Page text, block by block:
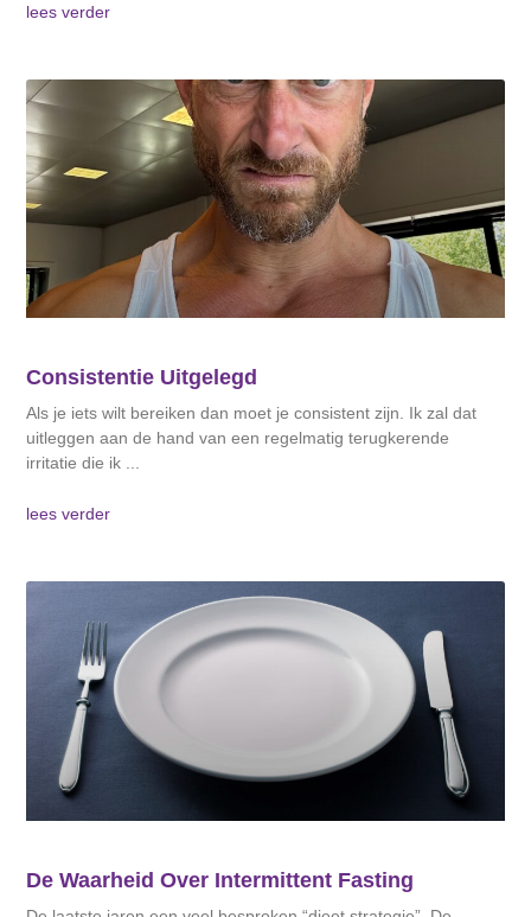
lees verder
Consistentie Uitgelegd
Als je iets wilt bereiken dan moet je consistent zijn. Ik zal dat
uitleggen aan de hand van een regelmatig terugkerende
irritatie die ik
lees verder
De Waarheid Over Intermittent Fasting